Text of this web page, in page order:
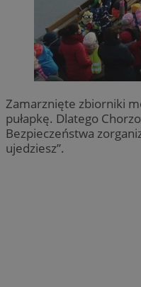
Zamarznięte zbiorniki
pułapkę. Dlatego
Bezpieczeństwa
ujedziesz”.